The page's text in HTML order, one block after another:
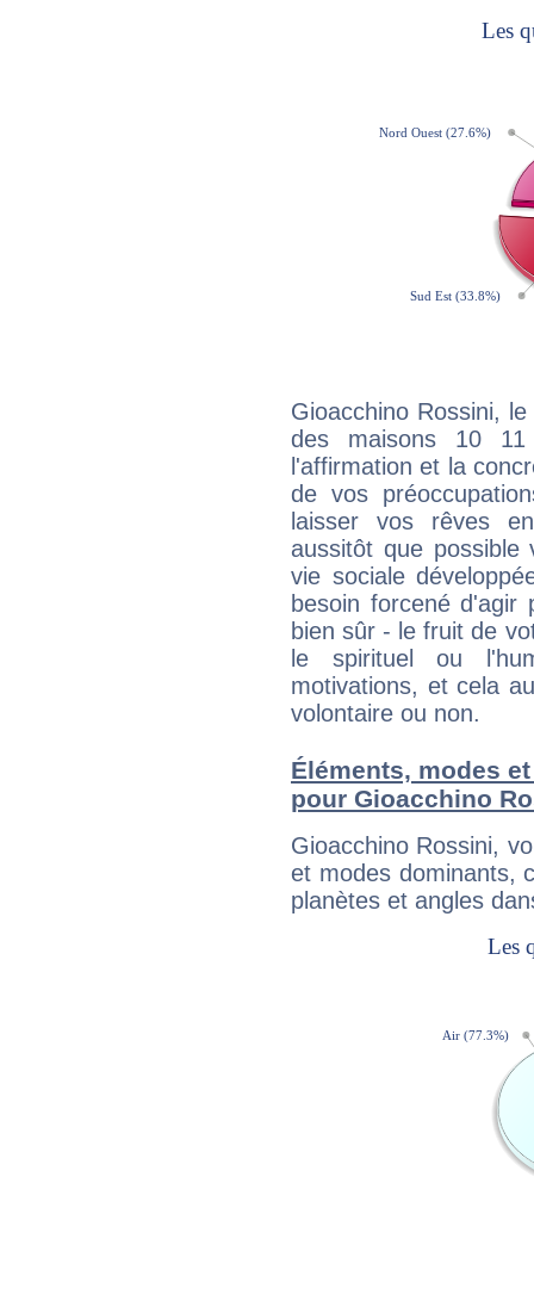
Gioacchino Rossini,
des maisons 10
l'affirmation et la
de vos
laisser vos rêves
aussitôt que
vie sociale
besoin forcené
bien sûr - le fruit de
le spirituel ou
motivations, et cela
volontaire ou non.
Éléments, modes
pour Gioacchino
Gioacchino Rossini,
et modes dominants,
planètes et angles